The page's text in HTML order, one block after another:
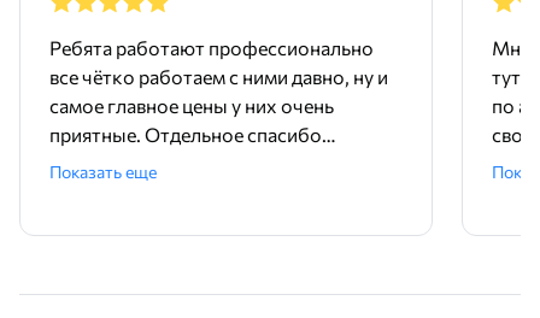
Ребята работают профессионально
все чётко работаем с ними давно, ну и
самое главное цены у них очень
приятные. Отдельное спасибо
менеджеру Родиону!
Показать еще
Мне
тут
по